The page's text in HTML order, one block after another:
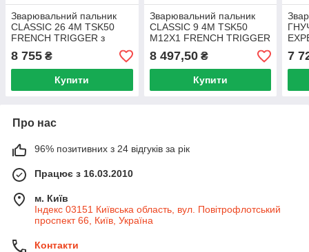
Зварювальний пальник
CLASSIC 26 4M TSK50
FRENCH TRIGGER з
повітряним охолодженням
Trafimet
8 755 ₴
Купити
Зварювальний пальник
CLASSIC 9 4M TSK50
M12X1 FRENCH TRIGGER
з повітряним
охолодженням Trafimet
8 497,50₴
Купити
7
Про нас
96% позитивних з 24 відгуків за рік
Працює з 16.03.2010
м. Київ
Індекс 03151 Київська область, вул. Повітрофлотський
проспект 66, Київ, Україна
Контакти